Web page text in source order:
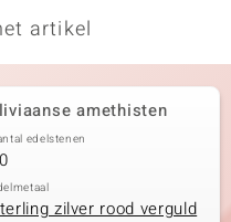
artikel
amethisten
edelstenen
zilver rood verguld